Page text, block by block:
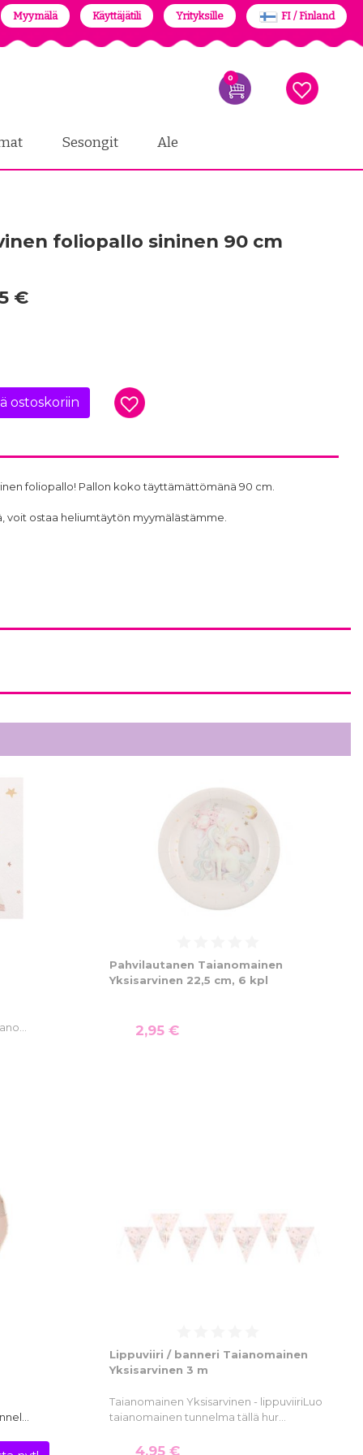
Myymälä Käyttäjätili Yrityksille FI / Finland
0
Sesongit Ale
foliopallo sininen 90 cm
€
ostoskoriin
foliopallo! Pallon koko täyttämättömänä 90 cm.
voit ostaa heliumtäytön myymälästämme.
Pahvilautanen Taianomainen
Yksisarvinen 22,5 cm, 6 kpl
2,95 €
Lippuviiri / banneri Taianomainen
Yksisarvinen 3 m
Taianomainen Yksisarvinen - lippuviiriLuo
taianomainen tunnelma tällä hur…
4,95 €